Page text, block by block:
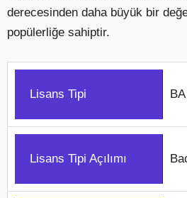
derecesinden daha büyük bir
popülerliğe sahiptir.
Lisans Tipi BA
Lisans Tipi Açılımı